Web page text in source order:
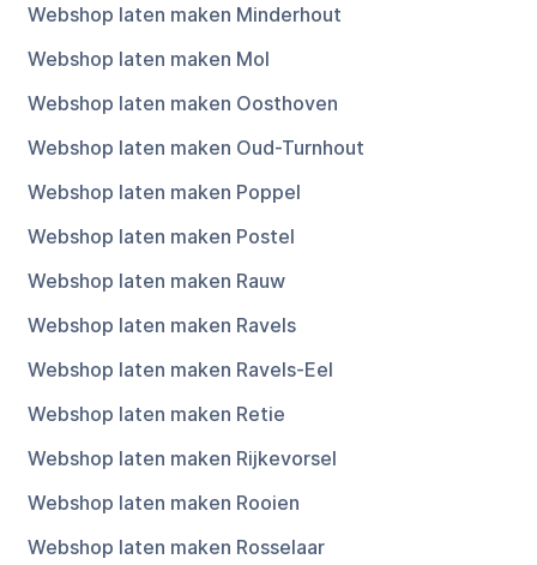
Webshop laten maken Minderhout
Webshop laten maken Mol
Webshop laten maken Oosthoven
Webshop laten maken Oud-Turnhout
Webshop laten maken Poppel
Webshop laten maken Postel
Webshop laten maken Rauw
Webshop laten maken Ravels
Webshop laten maken Ravels-Eel
Webshop laten maken Retie
Webshop laten maken Rijkevorsel
Webshop laten maken Rooien
Webshop laten maken Rosselaar